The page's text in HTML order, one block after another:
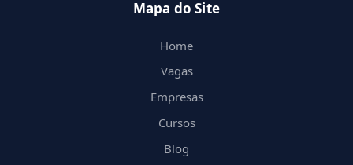
Mapa do Site
Home
Vagas
Empresas
Cursos
Blog